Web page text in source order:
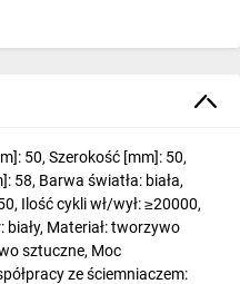
50, Szerokość [mm]: 50,
58, Barwa światła: biała,
Ilość cykli wł/wył: ≥20000,
Materiał: tworzywo
sztuczne, Moc
ze ściemniaczem: